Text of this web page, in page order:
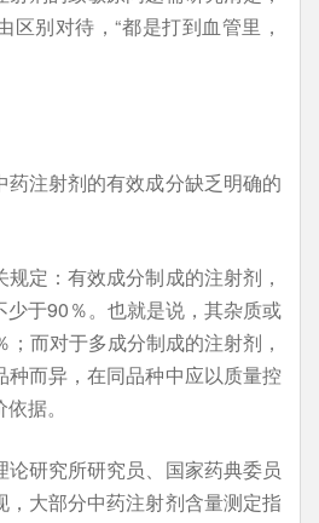
区别对待，“都是打到血管里，
药注射剂的有效成分缺乏明确的
定：有效成分制成的注射剂，
于90％。也就是说，其杂质或
而对于多成分制成的注射剂，
种而异，在同品种中应以质量控
据。
研究所研究员、国家药典委员
大部分中药注射剂含量测定指